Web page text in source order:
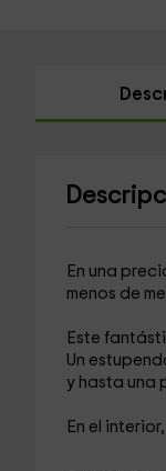
En una
menos de
Este
Un
y hasta una
En el